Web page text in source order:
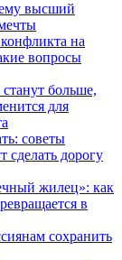
высший
на
вопросы
больше,
для
советы
сделать дорогу
жилец»: как
в
сохранить